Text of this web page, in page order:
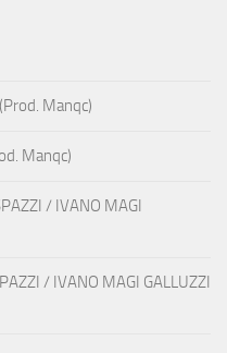
Manqc)
Manqc)
/ IVANO MAGI
/ IVANO MAGI GALLUZZI